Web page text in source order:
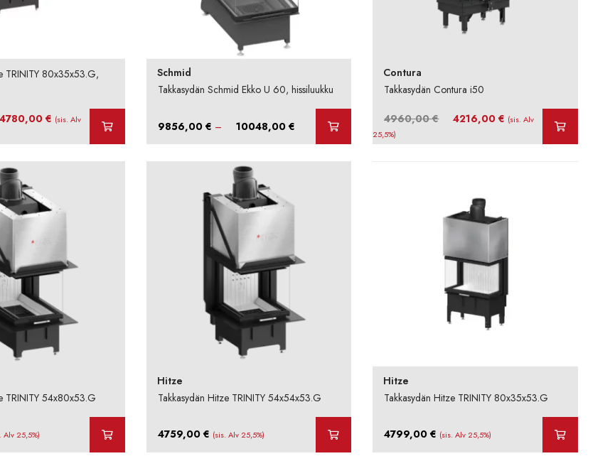
TRINITY 80x35x53.G,
€.
4780,00 €Nykyinen
on:
4780,00 €.
(sis. Alv
Schmid
Takkasydän Schmid Ekko U 60, hissiluukku
9856,00 € – 10048,00 €Hintaluokka:
Contura
Takkasydän Contura i50
4960,00€
Alkuperäinen
oli:
4216,00€ Nykyinen
on:
(sis. Alv
25,5%)
TRINITY 54x80x53.G
Alv 25,5%)
Hitze
Takkasydän Hitze TRINITY 54x54x53.G
4759,00 € (sis. Alv 25,5%)
Hitze
Takkasydän Hitze TRINITY 80x35x53.G
4799,00€ (sis. Alv 25,5%)